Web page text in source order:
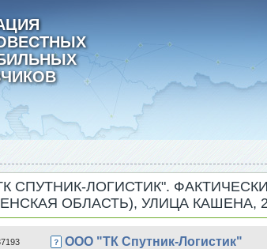
СПУТНИК-ЛОГИСТИК".
ОБЛАСТЬ), УЛИЦА КАШЕНА,
ООО "ТК Спутник-Логистик"